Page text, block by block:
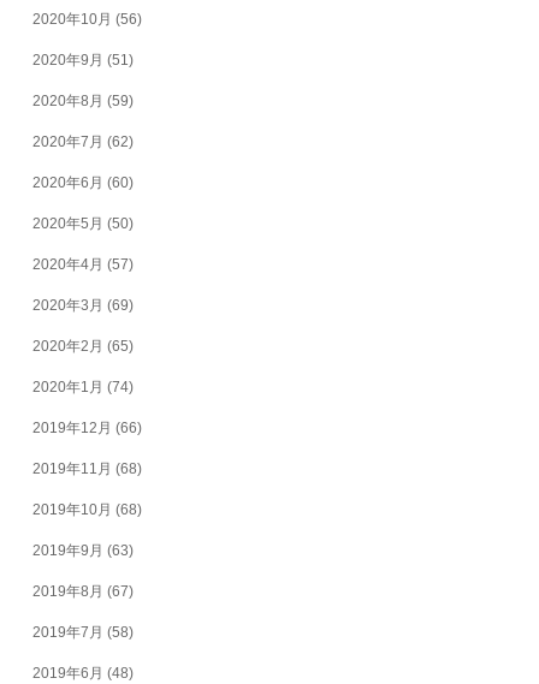
2020年10月 (56)
2020年9月 (51)
2020年8月 (59)
2020年7月 (62)
2020年6月 (60)
2020年5月 (50)
2020年4月 (57)
2020年3月 (69)
2020年2月 (65)
2020年1月 (74)
2019年12月 (66)
2019年11月 (68)
2019年10月 (68)
2019年9月 (63)
2019年8月 (67)
2019年7月 (58)
2019年6月 (48)